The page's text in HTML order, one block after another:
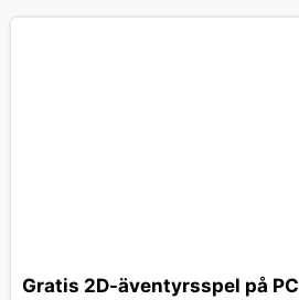
Gratis 2D-äventyrsspel på PC